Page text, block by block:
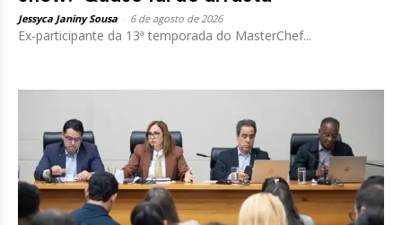
Jessyca Janiny Sousa 6 de agosto de 2026
Ex-participante da 13ª temporada do MasterChef...